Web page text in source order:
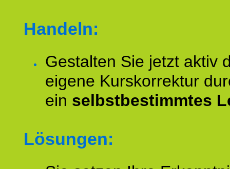
Handeln:
Gestalten Sie jetzt aktiv
eigene Kurskorrektur
ein selbstbestimmtes
Lösungen: